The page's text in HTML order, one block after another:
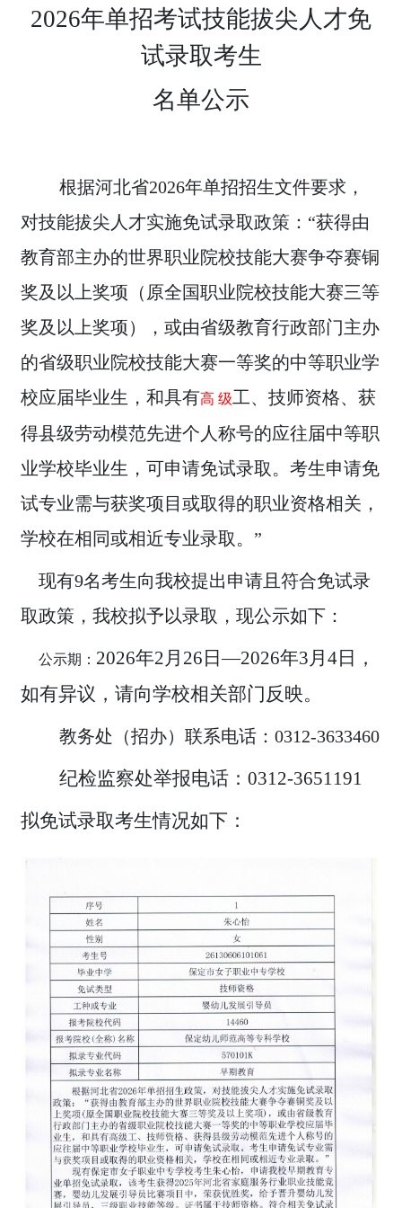
2026年单招考试技能拔尖人才免
试录取考生
名单公示
根据河北省2026年单招招生文件要求，
对技能拔尖人才实施免试录取政策：“获得由
教育部主办的世界职业院校技能大赛争夺赛铜
奖及以上奖项（原全国职业院校技能大赛三等
奖及以上奖项），或由省级教育行政部门主办
的省级职业院校技能大赛一等奖的中等职业学
校应届毕业生，和具有高 级工、技师资格、获
得县级劳动模范先进个人称号的应往届中等职
业学校毕业生，可申请免试录取。考生申请免
试专业需与获奖项目或取得的职业资格相关，
学校在相同或相近专业录取。”
现有9名考生向我校提出申请且符合免试录
取政策，我校拟予以录取，现公示如下：
公示期： 2026年2月26日—2026年3月4日，
如有异议，请向学校相关部门反映。
教务处（招办）联系电话：0312-3633460
纪检监察处举报电话：0312-3651191
拟免试录取考生情况如下：